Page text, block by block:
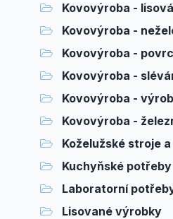
Kovovýroba -
Kovovýroba -
Kovovýroba -
Kovovýroba -
Kovovýroba -
Kovovýroba -
Koželužské stroje
Kuchyňské potřeby
Laboratorní
Lisované výrobky